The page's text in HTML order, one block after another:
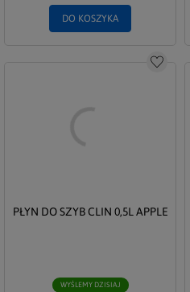
DO KOSZYKA
Do
PŁYN DO SZYB CLIN 0,5L APPLE
WYŚLEMY DZISIAJ